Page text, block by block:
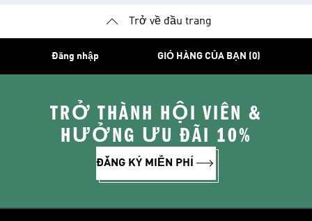
Trở về đầu trang
Đăng nhập GIỎ HÀNG CỦA BẠN (0)
TRỞ THÀNH HỘI VIÊN &
HƯỞNG ƯU ĐÃI 10%
ĐĂNG KÝ MIỄN PHÍ